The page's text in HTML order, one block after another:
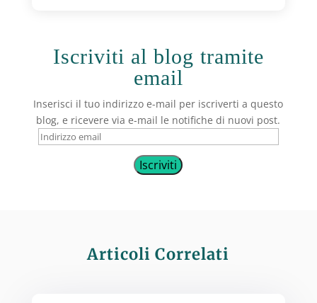
Iscriviti al blog tramite
email
Inserisci il tuo indirizzo e-mail per iscriverti a questo
blog, e ricevere via e-mail le notifiche di nuovi post.
Indirizzo
Iscriviti
Articoli Correlati